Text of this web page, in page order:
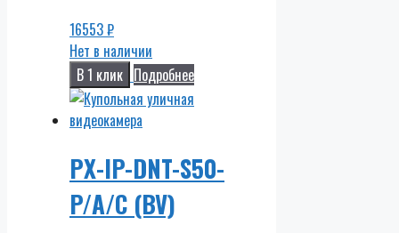
16553₽
Нет в наличии
В 1 клик Подробнее
PX-IP-DNT-S50-
P/A/C (BV)